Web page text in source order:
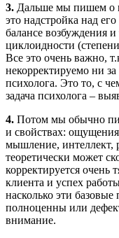
3. Дальше мы пишем о
это надстройка над
балансе возбуждения
циклоидности
Все это очень важно,
некорректируемо ни
психолога. Это то, с
задача психолога –
4. Потом мы обычно
и свойствах:
мышление, интеллект,
теоретически может
корректируется очень
клиента и успех
насколько эти
полноценны или
внимание.